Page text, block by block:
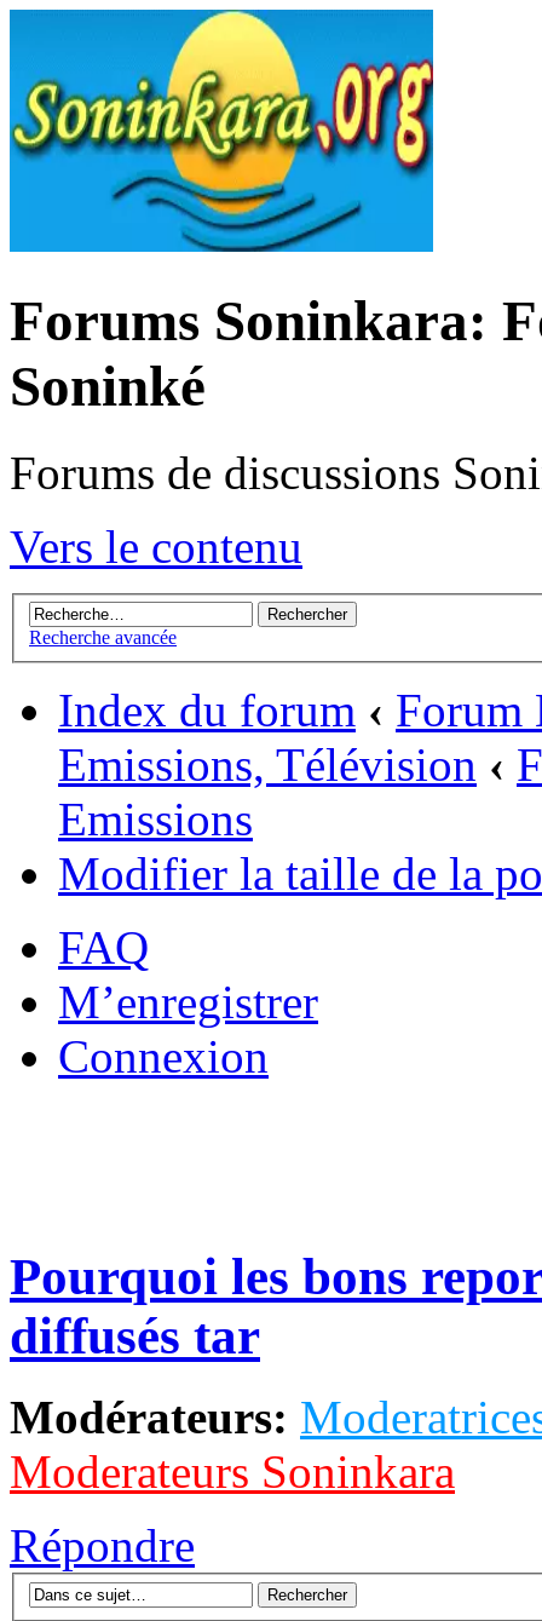
Forums Soninkara:
Soninké
Forums de discussions
Vers le contenu
Recherche avancée
Index du forum ‹ Forum
Emissions, Télévision ‹
Emissions
Modifier la taille de la
FAQ
M’enregistrer
Connexion
Pourquoi les bons
diffusés tar
Modérateurs:
Moderateurs Soninkara
Répondre